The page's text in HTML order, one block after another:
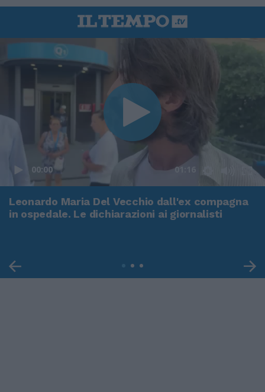
00:00 01:16
Leonardo Maria Del Vecchio dall'ex compagna
in ospedale. Le dichiarazioni ai giornalisti